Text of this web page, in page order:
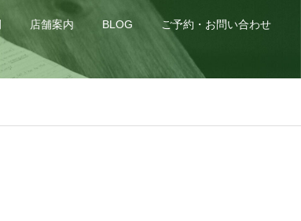
店舗案内 BLOG ご予約・お問い合わせ